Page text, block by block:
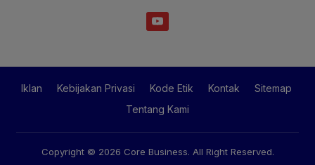
Iklan Kebijakan Privasi Kode Etik Kontak
Sitemap
Tentang Kami
Copyright © 2026 Core Business. All Right Reserved.